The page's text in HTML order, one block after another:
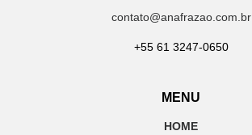
contato@anafrazao.com.br
+55 61 3247-0650
MENU
HOME